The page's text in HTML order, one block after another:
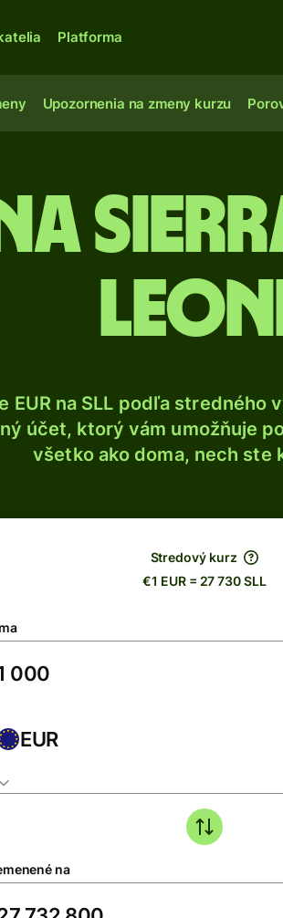
Platforma
Upozornenia na zmeny kurzu
EUR na SLL podľa stredného
účet, ktorý vám umožňuje
všetko ako doma, nech ste
Stredový kurz
€1 EUR = 27 730 SLL
EUR
na